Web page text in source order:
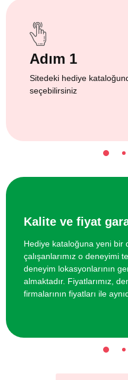
Adım 1
Sitedeki hediye
seçebilirsiniz
Kalite ve fiyat
Hediye kataloğuna yeni bir
çalışanlarımız o deneyimi
deneyim lokasyonlarının
almaktadır. Fiyatlarımız,
firmalarının fiyatları ile